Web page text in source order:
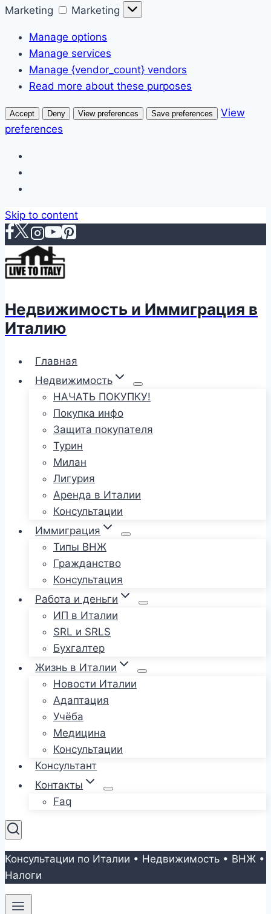
Marketing
Marketing
Manage options
Manage services
Manage {vendor_count} vendors
Read more about these purposes
Accept Deny View preferences Save preferences
View
preferences
Skip to content
Недвижимость и Иммиграция в
Италию
Главная
Недвижимость
НАЧАТЬ ПОКУПКУ!
Покупка инфо
Защита покупателя
Турин
Милан
Лигурия
Аренда в Италии
Консультации
Иммиграция
Типы ВНЖ
Гражданство
Консультация
Работа и деньги
ИП в Италии
SRL и SRLS
Бухгалтер
Жизнь в Италии
Новости Италии
Адаптация
Учёба
Медицина
Консультации
Консультант
Контакты
Faq
Консультации по Италии • Недвижимость • ВНЖ •
Налоги